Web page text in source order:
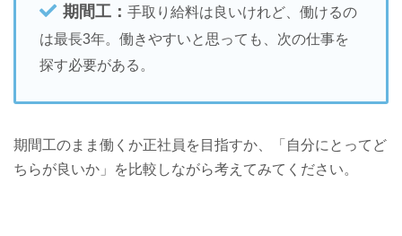
期間工 ： 手取り給料は良いけれど、働けるの
は最長3年。働きやすいと思っても、次の仕事を
探す必要がある。
期間工のまま働くか正社員を目指すか、「自分にとってど
ちらが良いか」を比較しながら考えてみてください。